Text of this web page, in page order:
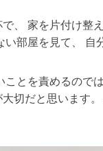
、 家を片付け整
部屋を見て、 自
とを責めるので
切だと思います